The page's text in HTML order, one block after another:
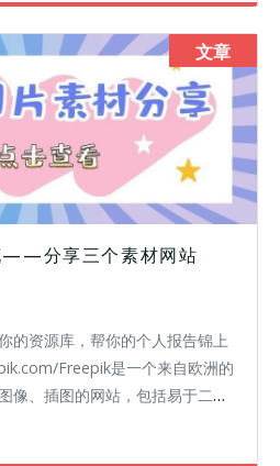
文章
——分享三个素材网站
的资源库，帮你的个人报告锦上
Freepik是一个来自欧洲的
像、插图的网站，包括易于二次
。包含完整的分类目录。